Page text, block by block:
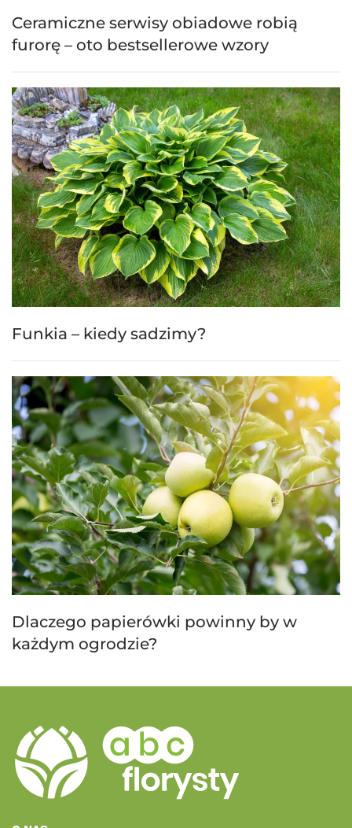
Ceramiczne serwisy obiadowe robią
furorę – oto bestsellerowe wzory
Funkia – kiedy sadzimy?
Dlaczego papierówki powinny by w
każdym ogrodzie?